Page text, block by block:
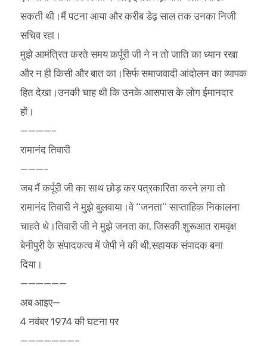
सकती थी।मैं पटना आया और करीब डेढ़ साल तक उनका निजी
सचिव रहा।
मुझे आमंत्रित करते समय कर्पूरी जी ने न तो जाति का ध्यान रखा
और न ही किसी और बात का।सिर्फ समाजवादी आंदोलन का व्यापक
हित देखा।उनकी चाह थी कि उनके आसपास के लोग ईमानदार
हों।
————–
रामानंद तिवारी
———-
जब मैं कर्पूरी जी का साथ छोड़ कर पत्रकारिता करने लगा तो
रामानंद तिवारी ने मुझे बुलवाया।वे ‘‘जनता’’ साप्ताहिक निकालना
चाहते थे।तिवारी जी ने मुझे जनता का, जिसकी शुरूआत रामवृक्ष
बेनीपुरी के संपादकत्व में जेपी ने की थी,सहायक संपादक बना
दिया।
——————
अब आइए—
4 नवंबर 1974 की घटना पर
———————–